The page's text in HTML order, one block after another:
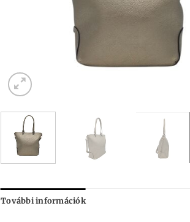
További információk